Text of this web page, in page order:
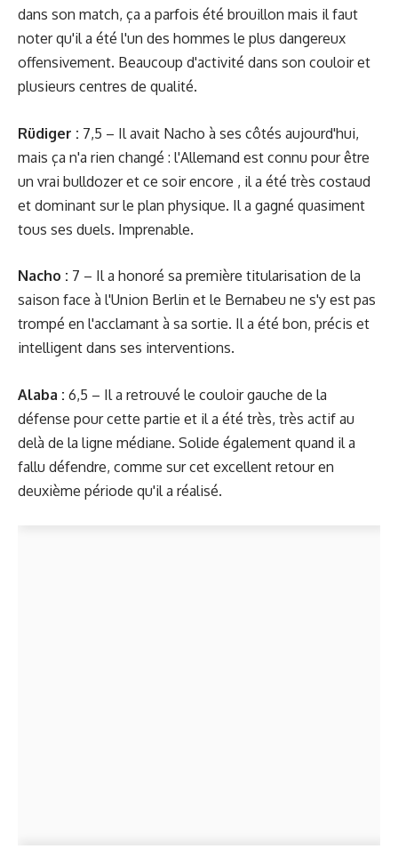
dans son match, ça a parfois été brouillon mais il faut
noter qu'il a été l'un des hommes le plus dangereux
offensivement. Beaucoup d'activité dans son couloir et
plusieurs centres de qualité.
Rüdiger : 7,5 – Il avait Nacho à ses côtés aujourd'hui,
mais ça n'a rien changé : l'Allemand est connu pour être
un vrai bulldozer et ce soir encore , il a été très costaud
et dominant sur le plan physique. Il a gagné quasiment
tous ses duels. Imprenable.
Nacho : 7 – Il a honoré sa première titularisation de la
saison face à l'Union Berlin et le Bernabeu ne s'y est pas
trompé en l'acclamant à sa sortie. Il a été bon, précis et
intelligent dans ses interventions.
Alaba : 6,5 – Il a retrouvé le couloir gauche de la
défense pour cette partie et il a été très, très actif au
delà de la ligne médiane. Solide également quand il a
fallu défendre, comme sur cet excellent retour en
deuxième période qu'il a réalisé.